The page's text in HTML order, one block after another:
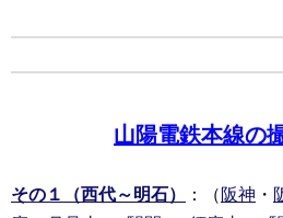
山陽電鉄本線の
その１（西代～明石） ：（ 阪神 ・